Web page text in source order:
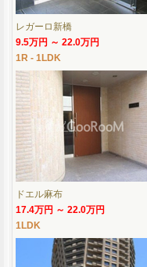
レガーロ新橋
9.5万円 ～ 22.0万円
1R - 1LDK
ドエル麻布
17.4万円 ～ 22.0万円
1LDK